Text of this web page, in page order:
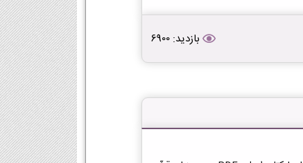
بازدید: 6900